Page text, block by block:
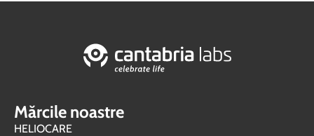
Mărcile noastre
HELIOCARE